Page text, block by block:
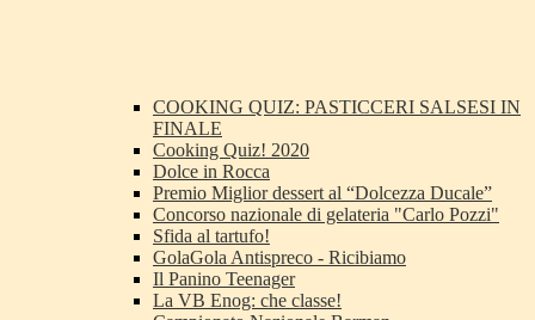
COOKING QUIZ: PASTICCERI SALSESI IN
FINALE
Cooking Quiz! 2020
Dolce in Rocca
Premio Miglior dessert al “Dolcezza Ducale”
Concorso nazionale di gelateria "Carlo Pozzi"
Sfida al tartufo!
GolaGola Antispreco - Ricibiamo
Il Panino Teenager
La VB Enog: che classe!